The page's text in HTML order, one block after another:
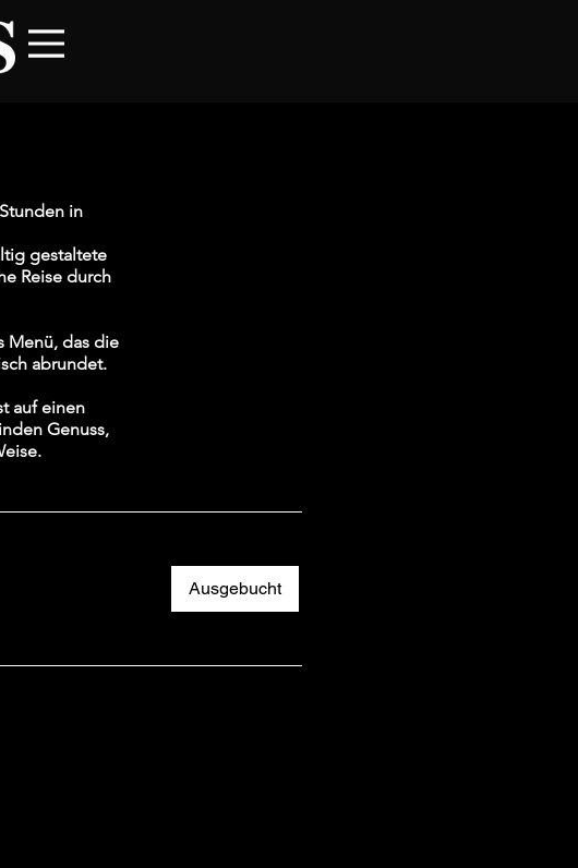
in
gestaltete
Reise durch
Menü, das die
abrundet.
auf einen
Genuss,
Ausgebucht